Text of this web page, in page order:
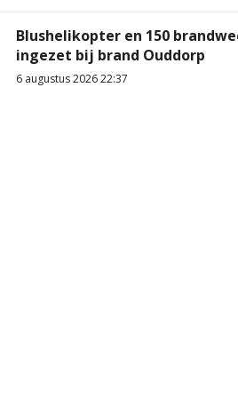
Blushelikopter en 150
ingezet bij brand Ouddorp
6 augustus 2026 22:37